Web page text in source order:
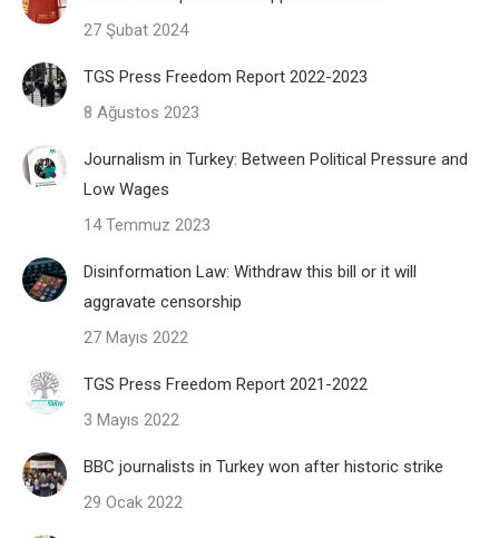
27 Şubat 2024
TGS Press Freedom Report 2022-2023
8 Ağustos 2023
Journalism in Turkey: Between Political Pressure and
Low Wages
14 Temmuz 2023
Disinformation Law: Withdraw this bill or it will
aggravate censorship
27 Mayıs 2022
TGS Press Freedom Report 2021-2022
3 Mayıs 2022
BBC journalists in Turkey won after historic strike
29 Ocak 2022